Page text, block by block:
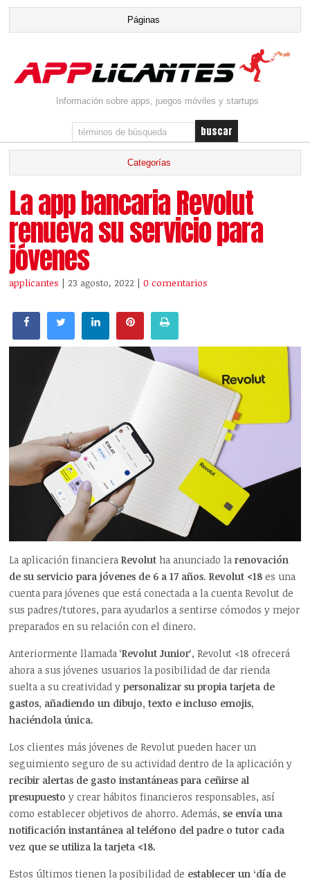
Información sobre apps, juegos móviles y startups
La app bancaria Revolut
renueva su servicio para
jóvenes
applicantes | 23 agosto, 2022 |0 comentarios
La aplicación financieraRevolut ha anunciado larenovación
de su servicio para jóvenes de 6 a 17 años.Revolut <18 es una
cuenta para jóvenes que está conectada a la cuenta Revolut de
sus padres/tutores, para ayudarlos a sentirse cómodos y mejor
preparados en su relación con el dinero.
Anteriormente llamada ‘Revolut Junior‘, Revolut <18 ofrecerá
ahora a sus jóvenes usuarios la posibilidad de dar rienda
suelta a su creatividad ypersonalizar su propia tarjeta de
gastos, añadiendo un dibujo, texto e incluso emojis,
haciéndola única.
Los clientes más jóvenes de Revolut pueden hacer un
seguimiento seguro de su actividad dentro de la aplicación y
recibir alertas de gasto instantáneas para ceñirse al
presupuesto y crear hábitos financieros responsables, así
como establecer objetivos de ahorro. Además,se envía una
notificación instantánea al teléfono del padre o tutor cada
vez que se utiliza la tarjeta <18.
Estos últimos tienen la posibilidad de establecer un ‘día de